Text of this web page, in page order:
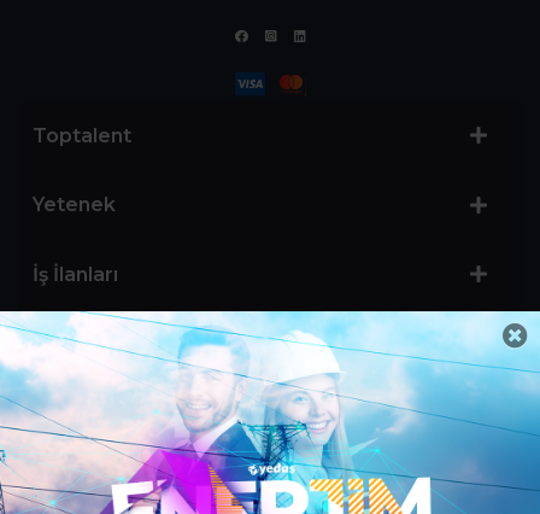
Toptalent
Yetenek
İş İlanları
Sertifika Programları
Yetenek Testleri
İşveren